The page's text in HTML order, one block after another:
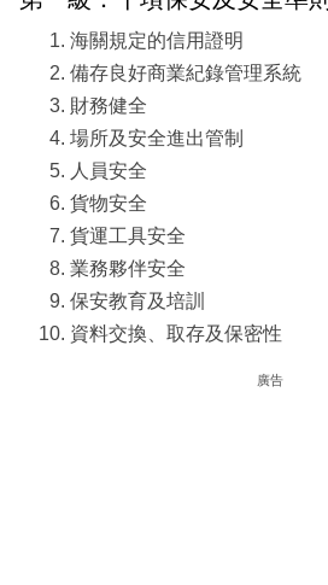
海關規定的信用證明
備存良好商業紀錄管理系統
財務健全
場所及安全進出管制
人員安全
貨物安全
貨運工具安全
業務夥伴安全
保安教育及培訓
資料交換、取存及保密性
廣告